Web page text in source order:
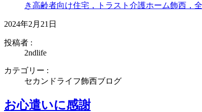
き高齢者向け住宅，トラスト介護ホーム飾西
2024年2月21日
投稿者 :
2ndlife
カテゴリー :
セカンドライフ飾西ブログ
お心遣いに感謝